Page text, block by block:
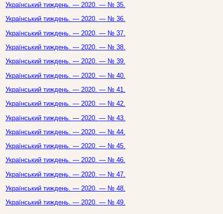
Український тиждень. — 2020. — № 35.
Український тиждень. — 2020. — № 36.
Український тиждень. — 2020. — № 37.
Український тиждень. — 2020. — № 38.
Український тиждень. — 2020. — № 39.
Український тиждень. — 2020. — № 40.
Український тиждень. — 2020. — № 41.
Український тиждень. — 2020. — № 42.
Український тиждень. — 2020. — № 43.
Український тиждень. — 2020. — № 44.
Український тиждень. — 2020. — № 45.
Український тиждень. — 2020. — № 46.
Український тиждень. — 2020. — № 47.
Український тиждень. — 2020. — № 48.
Український тиждень. — 2020. — № 49.